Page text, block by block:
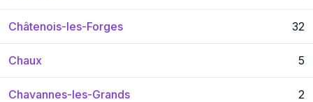
Châtenois-les-Forges 32
Chaux 5
Chavannes-les-Grands 2